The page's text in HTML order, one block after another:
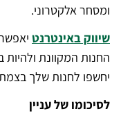
ומסחר אלקטרוני.
שיווק באינטרנט
החנות המקוונת ולהיות
יחשפו לחנות שלך
לסיכומו של עניין